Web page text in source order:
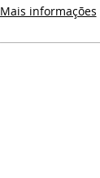
Mais informações